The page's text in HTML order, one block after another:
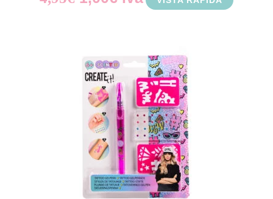
era:
4,95€.
es:
1,00€.